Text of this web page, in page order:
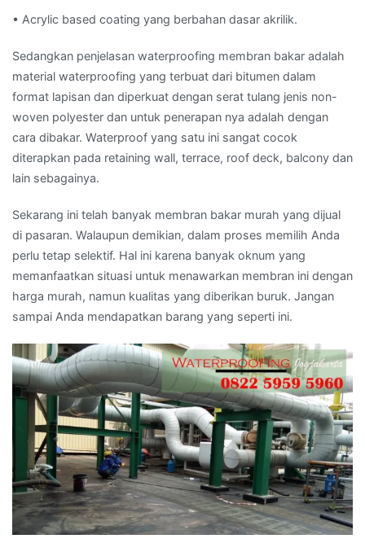
• Acrylic based coating yang berbahan dasar akrilik.
Sedangkan penjelasan waterproofing membran bakar adalah
material waterproofing yang terbuat dari bitumen dalam
format lapisan dan diperkuat dengan serat tulang jenis non-
woven polyester dan untuk penerapan nya adalah dengan
cara dibakar. Waterproof yang satu ini sangat cocok
diterapkan pada retaining wall, terrace, roof deck, balcony dan
lain sebagainya.
Sekarang ini telah banyak membran bakar murah yang dijual
di pasaran. Walaupun demikian, dalam proses memilih Anda
perlu tetap selektif. Hal ini karena banyak oknum yang
memanfaatkan situasi untuk menawarkan membran ini dengan
harga murah, namun kualitas yang diberikan buruk. Jangan
sampai Anda mendapatkan barang yang seperti ini.